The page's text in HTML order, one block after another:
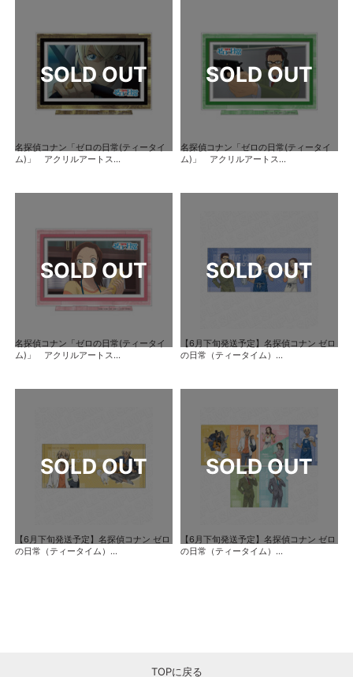
名探偵コナン「ゼロの日常(ティータイ
ム)」 アクリルアートス...
名探偵コナン「ゼロの日常(ティータイ
ム)」 アクリルアートス...
名探偵コナン「ゼロの日常(ティータイ
ム)」 アクリルアートス...
【6月下旬発送予定】名探偵コナン ゼロ
の日常（ティータイム）...
【6月下旬発送予定】名探偵コナン ゼロ
の日常（ティータイム）...
【6月下旬発送予定】名探偵コナン ゼロ
の日常（ティータイム）...
TOPに戻る